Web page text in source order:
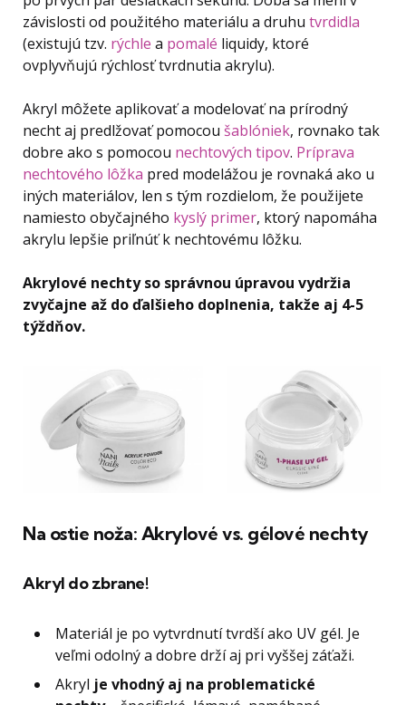
závislosti od použitého materiálu a druhu tvrdidla
(existujú tzv. rýchle a pomalé liquidy, ktoré
ovplyvňujú rýchlosť tvrdnutia akrylu).
Akryl môžete aplikovať a modelovať na prírodný
necht aj predlžovať pomocou šablóniek, rovnako tak
dobre ako s pomocou nechtových tipov. Príprava
nechtového lôžka pred modelážou je rovnaká ako u
iných materiálov, len s tým rozdielom, že použijete
namiesto obyčajného kyslý primer, ktorý napomáha
akrylu lepšie priľnúť k nechtovému lôžku.
Akrylové nechty so správnou úpravou vydržia
zvyčajne až do ďalšieho doplnenia, takže aj 4-5
týždňov.
Na ostie noža: Akrylové vs. gélové nechty
Akryl do zbrane!
Materiál je po vytvrdnutí tvrdší ako UV gél. Je
veľmi odolný a dobre drží aj pri vyššej záťaži.
Akryl je vhodný aj na problematické